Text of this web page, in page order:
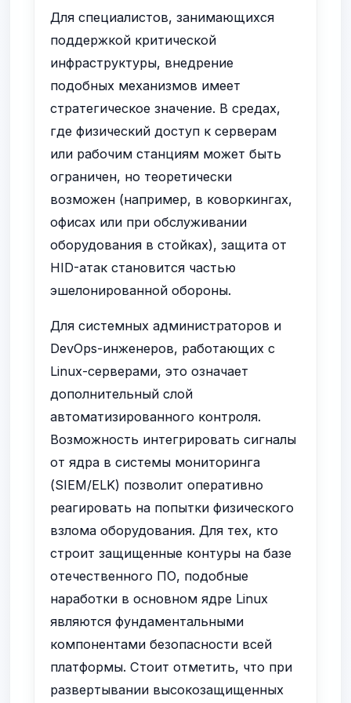
Для специалистов, занимающихся
поддержкой критической
инфраструктуры, внедрение
подобных механизмов имеет
стратегическое значение. В средах,
где физический доступ к серверам
или рабочим станциям может быть
ограничен, но теоретически
возможен (например, в коворкингах,
офисах или при обслуживании
оборудования в стойках), защита от
HID-атак становится частью
эшелонированной обороны.
Для системных администраторов и
DevOps-инженеров, работающих с
Linux-серверами, это означает
дополнительный слой
автоматизированного контроля.
Возможность интегрировать сигналы
от ядра в системы мониторинга
(SIEM/ELK) позволит оперативно
реагировать на попытки физического
взлома оборудования. Для тех, кто
строит защищенные контуры на базе
отечественного ПО, подобные
наработки в основном ядре Linux
являются фундаментальными
компонентами безопасности всей
платформы. Стоит отметить, что при
развертывании высокозащищенных